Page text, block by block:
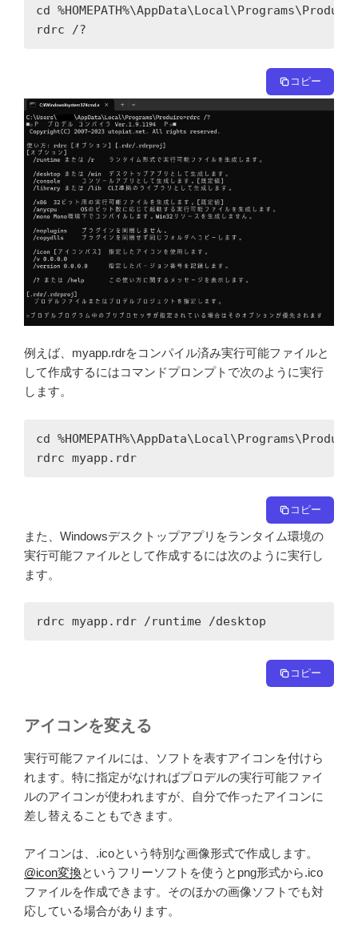
cd
rdrc /?
コピー
例えば、myapp.rdrをコンパイル済み実行可能ファイルと
して作成するにはコマンドプロンプトで次のように実行
します。
cd
rdrc myapp.rdr
コピー
また、Windowsデスクトップアプリをランタイム環境の
実行可能ファイルとして作成するには次のように実行し
ます。
rdrc myapp.rdr /runtime /desktop
コピー
アイコンを変える
実行可能ファイルには、ソフトを表すアイコンを付けら
れます。特に指定がなければプロデルの実行可能ファイ
ルのアイコンが使われますが、自分で作ったアイコンに
差し替えることもできます。
アイコンは、.icoという特別な画像形式で作成します。
@icon変換というフリーソフトを使うとpng形式から.ico
ファイルを作成できます。そのほかの画像ソフトでも対
応している場合があります。